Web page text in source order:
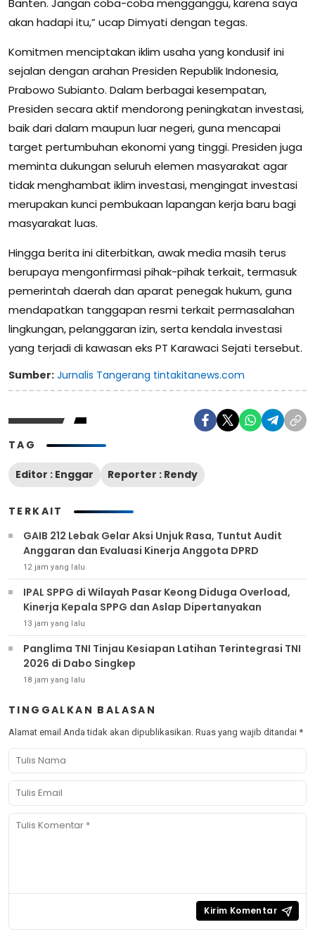
Banten. Jangan coba-coba mengganggu, karena saya
akan hadapi itu,” ucap Dimyati dengan tegas.
Komitmen menciptakan iklim usaha yang kondusif ini
sejalan dengan arahan Presiden Republik Indonesia,
Prabowo Subianto. Dalam berbagai kesempatan,
Presiden secara aktif mendorong peningkatan investasi,
baik dari dalam maupun luar negeri, guna mencapai
target pertumbuhan ekonomi yang tinggi. Presiden juga
meminta dukungan seluruh elemen masyarakat agar
tidak menghambat iklim investasi, mengingat investasi
merupakan kunci pembukaan lapangan kerja baru bagi
masyarakat luas.
Hingga berita ini diterbitkan, awak media masih terus
berupaya mengonfirmasi pihak-pihak terkait, termasuk
pemerintah daerah dan aparat penegak hukum, guna
mendapatkan tanggapan resmi terkait permasalahan
lingkungan, pelanggaran izin, serta kendala investasi
yang terjadi di kawasan eks PT Karawaci Sejati tersebut.
Sumber: Jurnalis Tangerang tintakitanews.com
TAG
Editor : Enggar Reporter : Rendy
TERKAIT
GAIB 212 Lebak Gelar Aksi Unjuk Rasa, Tuntut Audit
Anggaran dan Evaluasi Kinerja Anggota DPRD
12 jam yang lalu
IPAL SPPG di Wilayah Pasar Keong Diduga Overload,
Kinerja Kepala SPPG dan Aslap Dipertanyakan
13 jam yang lalu
Panglima TNI Tinjau Kesiapan Latihan Terintegrasi TNI
2026 di Dabo Singkep
18 jam yang lalu
TINGGALKAN BALASAN
Alamat email Anda tidak akan dipublikasikan. Ruas yang wajib ditandai *